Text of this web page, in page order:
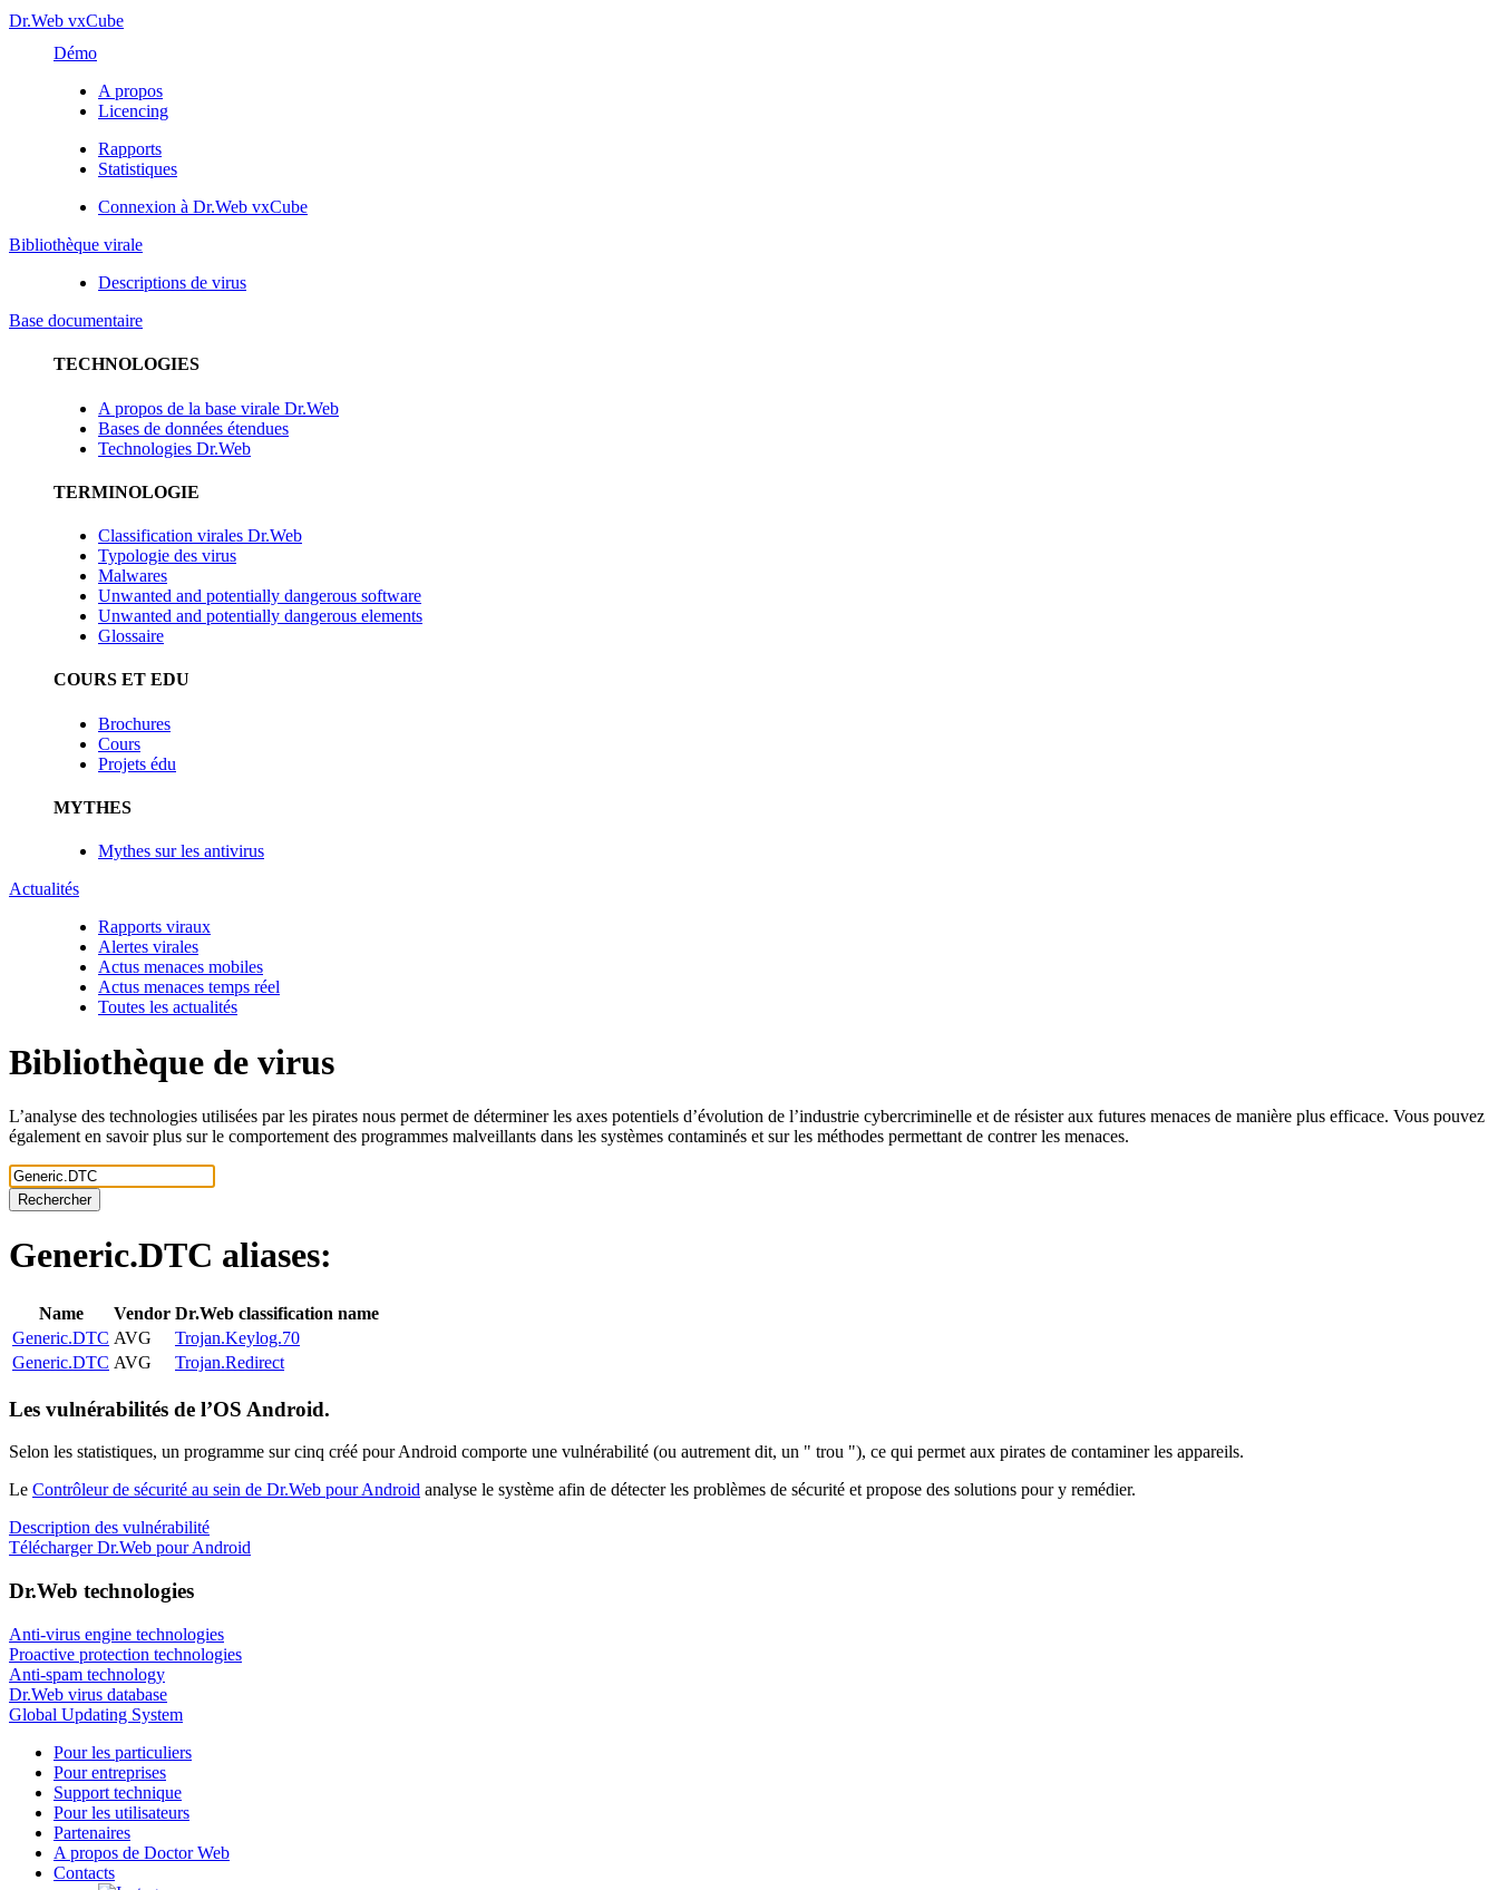
Dr.Web vxCube
Démo
A propos
Licencing
Rapports
Statistiques
Connexion à Dr.Web vxCube
Bibliothèque virale
Descriptions de virus
Base documentaire
TECHNOLOGIES
A propos de la base virale Dr.Web
Bases de données étendues
Technologies Dr.Web
TERMINOLOGIE
Classification virales Dr.Web
Typologie des virus
Malwares
Unwanted and potentially dangerous software
Unwanted and potentially dangerous elements
Glossaire
COURS ET EDU
Brochures
Cours
Projets édu
MYTHES
Mythes sur les antivirus
Actualités
Rapports viraux
Alertes virales
Actus menaces mobiles
Actus menaces temps réel
Toutes les actualités
Bibliothèque de virus
L’analyse des technologies utilisées par les pirates nous permet de déterminer les axes potentiels d’évolution de l’industrie cybercriminelle et de résister aux futures menaces de manière plus efficace. Vous pouvez
également en savoir plus sur le comportement des programmes malveillants dans les systèmes contaminés et sur les méthodes permettant de contrer les menaces.
Rechercher
Generic.DTC aliases:
Name Vendor Dr.Web classification name
Generic.DTC AVG
Trojan.Keylog.70
Generic.DTC AVG Trojan.Redirect
Les vulnérabilités de l’OS Android.
Selon les statistiques, un programme sur cinq créé pour Android comporte une vulnérabilité (ou autrement dit, un " trou "), ce qui permet aux pirates de contaminer les appareils.
Le Contrôleur de sécurité au sein de Dr.Web pour Android analyse le système afin de détecter les problèmes de sécurité et propose des solutions pour y remédier.
Description des vulnérabilité
Télécharger Dr.Web pour Android
Dr.Web technologies
Anti-virus engine technologies
Proactive protection technologies
Anti-spam technology
Dr.Web virus database
Global Updating System
Pour les particuliers
Pour entreprises
Support technique
Pour les utilisateurs
Partenaires
A propos de Doctor Web
Contacts